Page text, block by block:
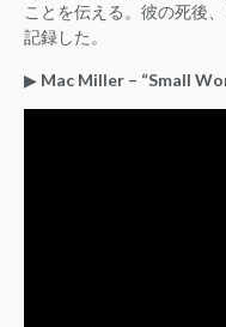
ことを伝える。彼の死後
記録した。
▶︎ Mac Miller – “Small